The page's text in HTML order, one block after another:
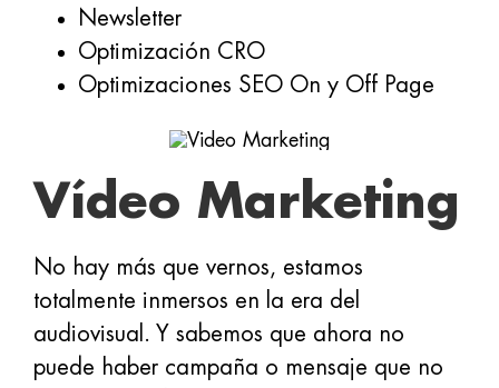
Newsletter
Optimización CRO
Optimizaciones SEO On y Off Page
Vídeo Marketing
No hay más que vernos, estamos
totalmente inmersos en la era del
audiovisual. Y sabemos que ahora no
puede haber campaña o mensaje que no